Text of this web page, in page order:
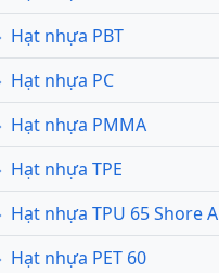
Hạt nhựa PBT
Hạt nhựa PC
Hạt nhựa PMMA
Hạt nhựa TPE
Hạt nhựa TPU 65 Shore A
Hạt nhựa PET 60